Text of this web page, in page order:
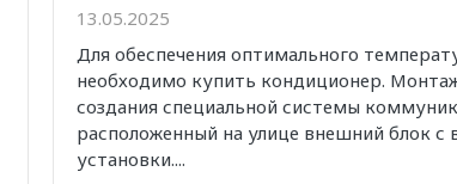
13.05.2025
Для обеспечения оптимального
необходимо купить кондиционер.
создания специальной системы
расположенный на улице внешний блок
установки....